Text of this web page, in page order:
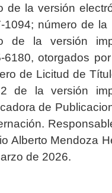
de la versión
1094; número de
de la versión
6180, otorgados
de Licitud de
de la versión
de
Alberto Mendoza
de 2026.